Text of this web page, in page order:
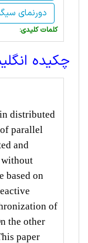
دورنمای
:کلمات کلیدی
چکیده
distributed
parallel
and
without
based on
of
the other
paper